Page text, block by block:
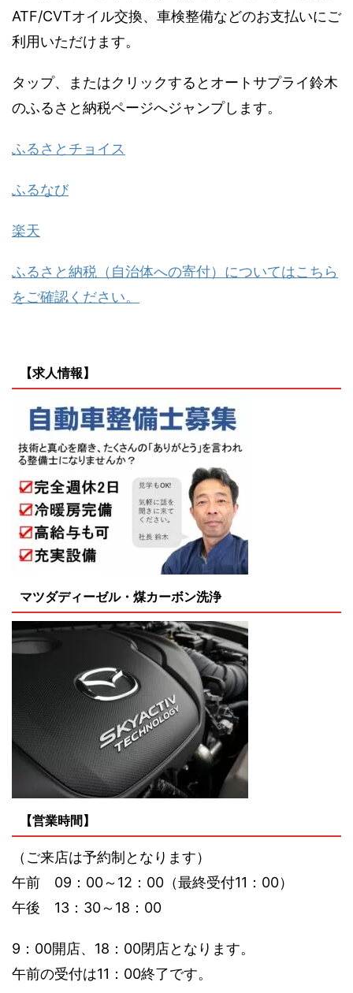
ATF/CVTオイル交換、車検整備などのお支払いにご
利用いただけます。
タップ、またはクリックするとオートサプライ鈴木
のふるさと納税ページへジャンプします。
ふるさとチョイス
ふるなび
楽天
ふるさと納税（自治体への寄付）についてはこちら
をご確認ください。
【求人情報】
マツダディーゼル・煤カーボン洗浄
【営業時間】
（ご来店は予約制となります）
午前 09：00～12：00（最終受付11：00）
午後 13：30～18：00
9：00開店、18：00閉店となります。
午前の受付は11：00終了です。